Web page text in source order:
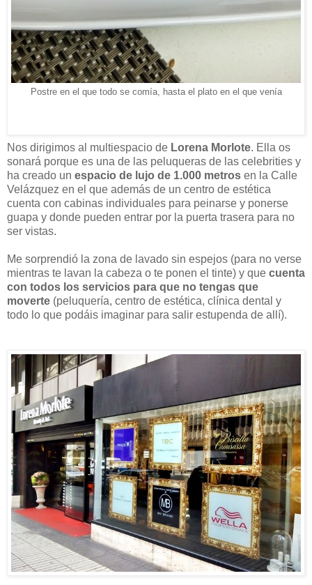
Postre en el que todo se comía, hasta el plato en el que venía
Nos dirigimos al multiespacio de Lorena Morlote. Ella os
sonará porque es una de las peluqueras de las celebrities y
ha creado un espacio de lujo de 1.000 metros en la Calle
Velázquez en el que además de un centro de estética
cuenta con cabinas individuales para peinarse y ponerse
guapa y donde pueden entrar por la puerta trasera para no
ser vistas.
Me sorprendió la zona de lavado sin espejos (para no verse
mientras te lavan la cabeza o te ponen el tinte) y que cuenta
con todos los servicios para que no tengas que
moverte (peluquería, centro de estética, clínica dental y
todo lo que podáis imaginar para salir estupenda de allí).